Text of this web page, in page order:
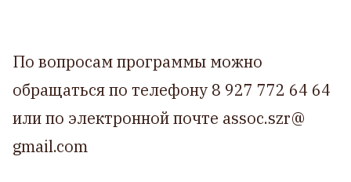
По вопросам программы можно
обращаться по телефону 8 927 772 64 64
или по электронной почте assoc.szr@
gmail.com